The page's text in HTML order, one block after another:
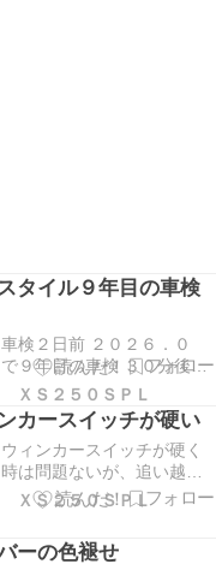
タイル９年目の車検
検２日前 ２０２６．０
９年目の車検 ３０分後こ
たが、この後正面玄関へ
ルター、ブレーキフルー
んなに早く終わるのが不
も省かれたので２０分程
ＸＳ２５０ＳＰＬ
カースイッチが硬い
ィンカースイッチが硬く
は問題ないが、追い越し
ィンカースイッチが動か
点検。 バックミラーを外
チの動きが渋いのでＣＲ
ＸＳ２５０ＳＰＬ
ーの色褪せ